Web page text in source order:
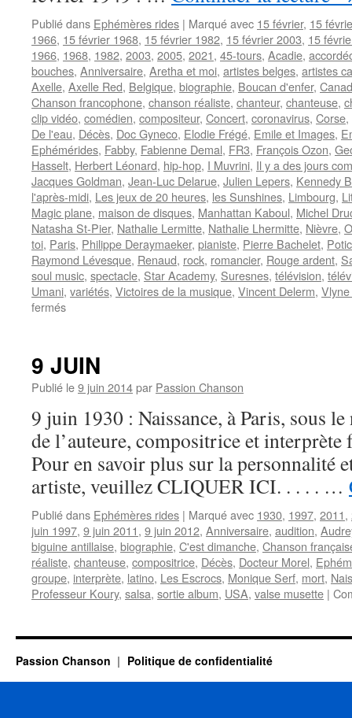
Publié dans Ephémères rides | Marqué avec 15 février, 15
1966, 15 février 1968, 15 février 1982, 15 février 2003, 15
1966, 1968, 1982, 2003, 2005, 2021, 45-tours, Acadie,
bouches, Anniversaire, Aretha et moi, artistes belges, artistes
Axelle, Axelle Red, Belgique, biographie, Boucan d'enfer,
Chanson francophone, chanson réaliste, chanteur, chanteuse,
clip vidéo, comédien, compositeur, Concert, coronavirus, Corse,
De l'eau, Décès, Doc Gyneco, Elodie Frégé, Emile et Images,
Ephémérides, Fabby, Fabienne Demal, FR3, François Ozon,
Hasselt, Herbert Léonard, hip-hop, I Muvrini, Il y a des jours
Jacques Goldman, Jean-Luc Delarue, Julien Lepers, Kennedy
l'après-midi, Les jeux de 20 heures, les Sunshines, Limbourg,
Magic plane, maison de disques, Manhattan Kaboul, Michel
Natasha St-Pier, Nathalie Lermitte, Nathalie Lhermitte, Nièvre,
toi, Paris, Philippe Deraymaeker, pianiste, Pierre Bachelet,
Raymond Lévesque, Renaud, rock, romancier, Rouge ardent,
soul music, spectacle, Star Academy, Suresnes, télévision,
Umani, variétés, Victoires de la musique, Vincent Delerm,
ferméssur
9 JUIN
Publié le9 juin 2014par Passion Chanson
9 juin 1930 : Naissance, à Paris, sous
de l’auteure, compositrice et
Pour en savoir plus sur la personnalité
artiste, veuillez CLIQUER ICI. . . . . …
Publié dans Ephémères rides | Marqué avec 1930, 1997, 2011,
juin 1997, 9 juin 2011, 9 juin 2012, Anniversaire, audition,
biguine antillaise, biographie, C'est dimanche, Chanson
réaliste, chanteuse, compositrice, Décès, Docteur Morel,
groupe, interprète, latino, Les Escrocs, Monique Serf, mort,
Professeur Koury, salsa, sortie album, USA, valse musette |
Passion Chanson Politique de confidentialité